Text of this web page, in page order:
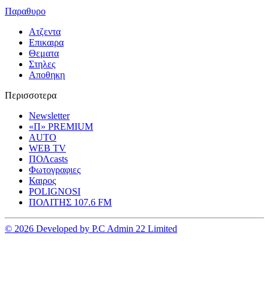
Παραθυρο
Ατζεντα
Επικαιρα
Θεματα
Στηλες
Αποθηκη
Περισσοτερα
Newsletter
«Π» PREMIUM
AUTO
WEB TV
ΠΟΛcasts
Φωτογραφιες
Καιρος
POLIGNOSI
ΠΟΛΙΤΗΣ 107.6 FM
© 2026 Developed by P.C Admin 22 Limited